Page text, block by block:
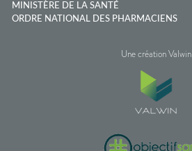
MINISTÈRE DE LA SANTÉ
ORDRE NATIONAL DES PHARMACIENS
Une création Valwin